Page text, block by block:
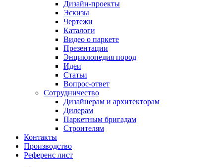
Дизайн-проекты
Эскизы
Чертежи
Каталоги
Видео о паркете
Презентации
Энциклопедия пород
Идеи
Статьи
Вопрос-ответ
Сотрудничество
Дизайнерам и архитекторам
Дилерам
Паркетным бригадам
Строителям
Контакты
Производство
Референс лист